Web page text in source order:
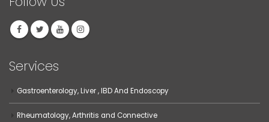
Services
Gastroenterology, Liver , IBD And Endoscopy
Rheumatology, Arthritis and Connective